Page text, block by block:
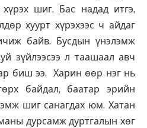
шиг. Бас надад итгэ,
хуурт хүрэхээс ч айдаг
байв. Бусдын үнэлэмж
зүйлээсээ л таашаал авч
биш ээ. Харин өөр нэг нь
байдал, баатар эрийн
шиг санагдах юм. Хатан
дурсамж дуртгалын хөг